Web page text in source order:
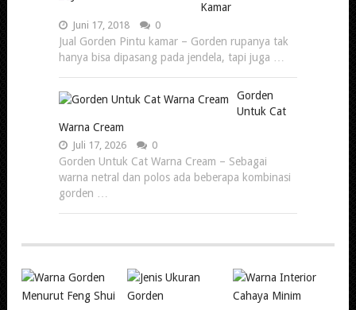
Kamar
Juni 17, 2018 0
Jual Gorden Pintu kamar – Gorden rupanya tak
hanya bisa dipasang pada jendela, tapi juga …
Gorden
Untuk Cat
Warna Cream
Juli 17, 2026 0
Gorden Untuk Cat Warna Cream – Sebagai
warna netral dan polos ada beberapa kombinasi
gorden …